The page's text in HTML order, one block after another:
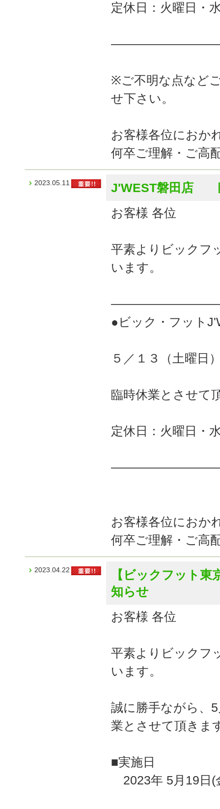
定休日：火曜日・
※ご不明な点など
せ下さい。
お客様各位におか
何卒ご理解・ご高
2023.05.11
J'WEST磐田店
お客様 各位
平素よりビックフ
います。
●ビック・フット
５／１３（土曜日
臨時休業とさせて
定休日：火曜日・
お客様各位におか
何卒ご理解・ご高
2023.04.22
【ビックフット東
知らせ
お客様 各位
平素よりビックフ
います。
誠に勝手ながら、
業とさせて頂きま
■実施日
2023年 5月19日(